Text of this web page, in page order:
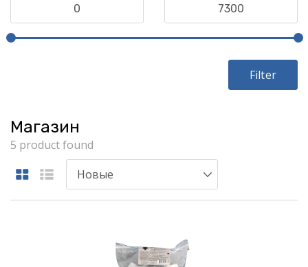
Filter
Магазин
5 product found